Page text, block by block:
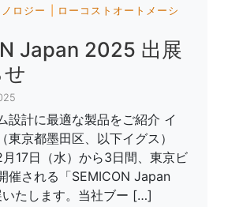
ロジー
ローコストオートメーシ
Japan 2025 出展
設計に最適な製品をご紹介 イ
東京都墨田区、以下イグス）
17日（水）から3日間、東京ビ
催される「SEMICON Japan
たします。当社ブー […]